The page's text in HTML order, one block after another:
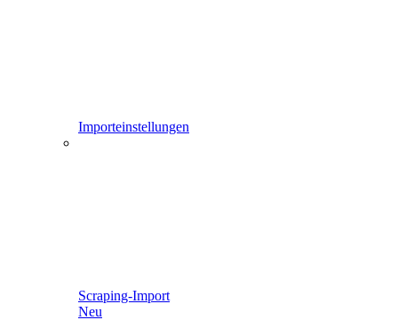
Importeinstellungen
Scraping-Import
Neu